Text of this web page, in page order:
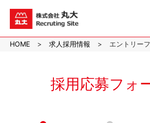
沖縄のスーパーマ
ーケット株式会社
HOME 求人採用情報 エントリー
採用応募フォ